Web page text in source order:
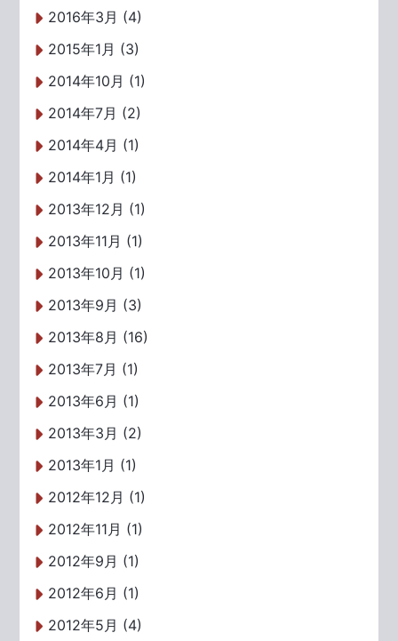
2016年3月 (4)
2015年1月 (3)
2014年10月 (1)
2014年7月 (2)
2014年4月 (1)
2014年1月 (1)
2013年12月 (1)
2013年11月 (1)
2013年10月 (1)
2013年9月 (3)
2013年8月 (16)
2013年7月 (1)
2013年6月 (1)
2013年3月 (2)
2013年1月 (1)
2012年12月 (1)
2012年11月 (1)
2012年9月 (1)
2012年6月 (1)
2012年5月 (4)